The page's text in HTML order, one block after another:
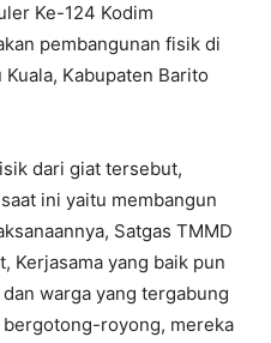
Ke-124 Kodim
pembangunan fisik di
Kuala, Kabupaten Barito
dari giat tersebut,
ini yaitu membangun
Satgas TMMD
Kerjasama yang baik pun
warga yang tergabung
bergotong-royong, mereka